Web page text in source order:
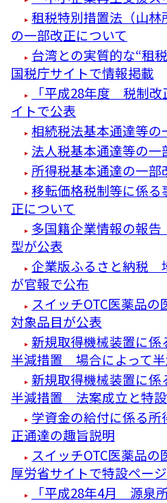
租税特別措置法（山林
の一部改正について
台湾との実質的な“租
国税庁サイトで情報掲載
「平成28年度 税制
イトで公表
相続税法基本通達等の
法人税基本通達等の一
所得税基本通達の一部
移転価格税制等に係
正について
多国籍企業情報の報
型が公表
企業版ふるさと納税
が官報で公布
スイッチOTC医薬品
対象品目が公表
新規取得機械装置に係
半減措置 場合によって
新規取得機械装置に係
半減措置 法案成立と特
学資金の給付に係る
正通達の趣旨説明
スイッチOTC医薬品
厚労省サイトで特設ページ
「平成28年4月 源泉